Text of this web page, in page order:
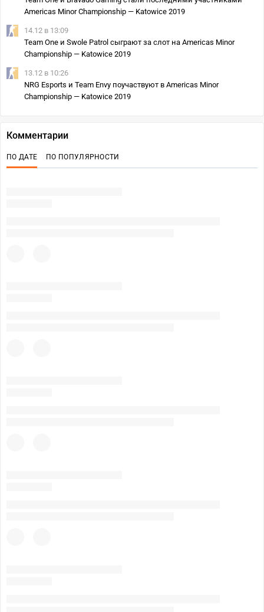
Americas Minor Championship — Katowice 2019
14.12 в 13:09
Team One и Swole Patrol сыграют за слот на Americas Minor
Championship — Katowice 2019
13.12 в 10:26
NRG Esports и Team Envy поучаствуют в Americas Minor
Championship — Katowice 2019
Комментарии
ПО ДАТЕ ПО ПОПУЛЯРНОСТИ